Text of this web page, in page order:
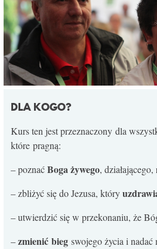
DLA KOGO?
Kurs ten jest przeznaczony dla
które pragną:
– poznaćBoga żywego,
– zbliżyć się do Jezusa, który
– utwierdzić się w przekonaniu, że
–zmienić bieg swojego życia i